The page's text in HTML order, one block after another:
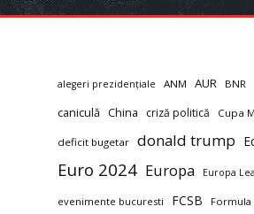
alegeri prezidențiale ANM AUR BNR
caniculă China criză politică Cupa
deficit bugetar donald trump
Euro 2024 Europa Europa
evenimente bucuresti FCSB Formula